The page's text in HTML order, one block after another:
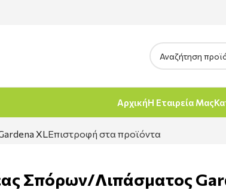
ΑρχικήΗ Εταιρεία Μας
XLΕπιστροφή στα προϊόντα
Σπόρων/Λιπάσματος